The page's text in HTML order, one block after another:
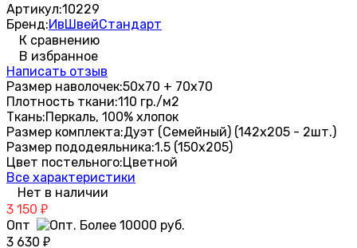
Артикул:10229
Бренд:ИвШвейСтандарт
К сравнению
В избранное
Написать отзыв
Размер наволочек:50х70 + 70х70
Плотность ткани:110 гр./м2
Ткань:Перкаль, 100% хлопок
Размер комплекта:Дуэт (Семейный) (142х205 - 2шт.)
Размер пододеяльника:1.5 (150х205)
Цвет постельного:Цветной
Все характеристики
Нет в наличии
3 150 ₽
Опт
3 630 ₽